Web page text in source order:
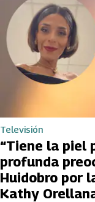
Televisión
“Tiene la piel
profunda
Huidobro por
Kathy